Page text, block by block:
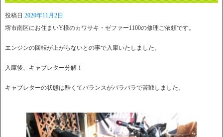
投稿日 2020年11月2日
堺市南区にお住まいY様のカワサキ・ゼファー1100の修理ご依頼です。
エンジンの回転が上がらないとの事で入庫いたしました。
入庫後、キャブレター分解！
キャブレターの状態は酷くてバランスがバラバラで苦戦しました。